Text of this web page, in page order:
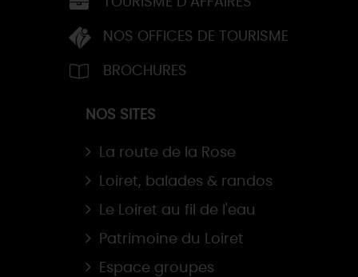
NOS OFFICES DE TOURISME
BROCHURES
NOS SITES
La route de la Rose
Loiret, balades & randos
Le Loiret au fil de l'eau
Patrimoine du Loiret
Espace groupes